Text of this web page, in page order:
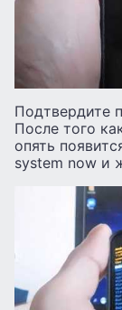
Подтвердите
После того
опять
system now и